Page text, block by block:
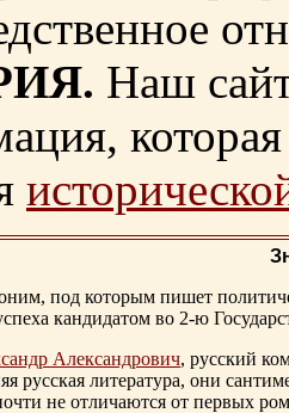
Наш
которая
под которым пишет
кандидатом во 2-ю
Александрович, русский
русская литература, они
не отличаются от первых